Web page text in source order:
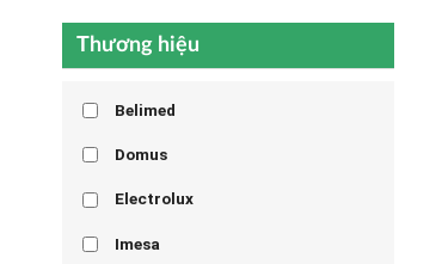
Thương hiệu
Belimed
Domus
Electrolux
Imesa